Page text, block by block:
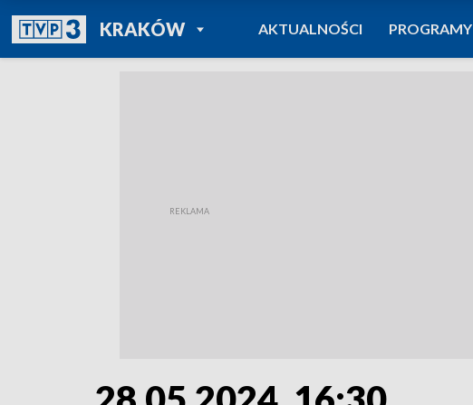
KRAKÓWPOWRÓT DO
TVP REGIONY
AKTUALNOŚCI PROGRAMY